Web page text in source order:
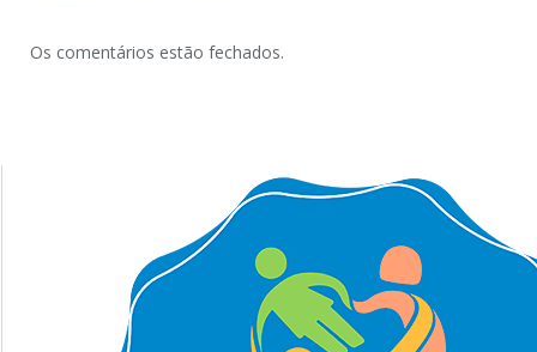
Os comentários estão fechados.